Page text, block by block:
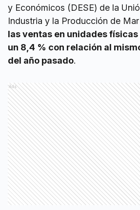
y Económicos (DESE) de la
Industria y la Producción de
las ventas en unidades
un 8,4 % con relación al
del año pasado.
Ads